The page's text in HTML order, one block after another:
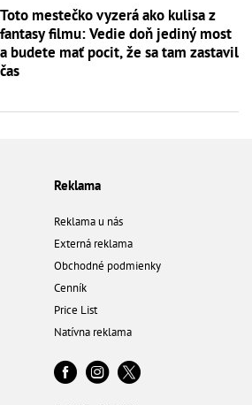
Toto mestečko vyzerá ako kulisa z
fantasy filmu: Vedie doň jediný most
a budete mať pocit, že sa tam zastavil
čas
Reklama
Reklama u nás
Externá reklama
Obchodné podmienky
Cenník
Price List
Natívna reklama